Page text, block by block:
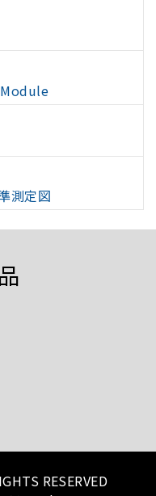
測定図
RESERVED